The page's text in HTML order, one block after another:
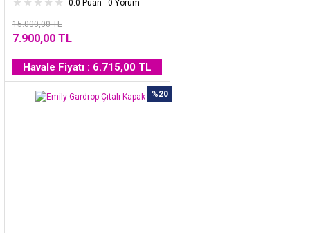
0.0 Puan - 0 Yorum
15.000,00 TL
7.900,00 TL
Havale Fiyatı : 6.715,00 TL
%20